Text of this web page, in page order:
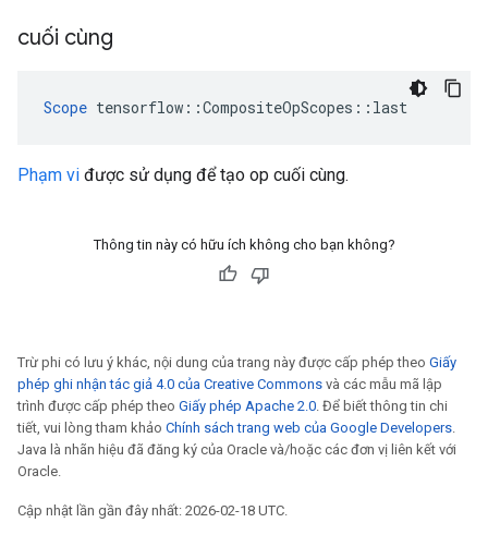
cuối cùng
Scope tensorflow::CompositeOpScopes::last
Phạm vi được sử dụng để tạo op cuối cùng.
Thông tin này có hữu ích không cho bạn không?
Trừ phi có lưu ý khác, nội dung của trang này được cấp phép theo Giấy
phép ghi nhận tác giả 4.0 của Creative Commons và các mẫu mã lập
trình được cấp phép theo Giấy phép Apache 2.0. Để biết thông tin chi
tiết, vui lòng tham khảo Chính sách trang web của Google Developers.
Java là nhãn hiệu đã đăng ký của Oracle và/hoặc các đơn vị liên kết với
Oracle.
Cập nhật lần gần đây nhất: 2026-02-18 UTC.